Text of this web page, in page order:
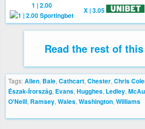
1 | 2.00
X | 3.05
Read the rest of
Tags:Allen, Bale, Cathcart, Chester, Chris
Észak-Írország, Evans, Hugghes, Ledley,
O'Neill, Ramsey, Wales, Washington, Williams